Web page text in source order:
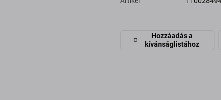
Hozzáadás a
kívánságlistához